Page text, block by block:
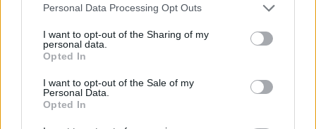
Personal Data Processing Opt Outs
I want to opt-out of the Sharing of my
personal data.
Opted In
I want to opt-out of the Sale of my
Personal Data.
Opted In
tartozik, melynek olvasása előfizetéses
Az előfizetés a következőket tartalmazza:
Kötéslisták: BÉT elmúlt 2 év napon belüli
kötéslistái